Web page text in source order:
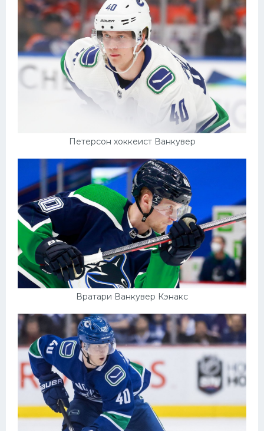
Петерсон хоккеист Ванкувер
Вратари Ванкувер Кэнакс